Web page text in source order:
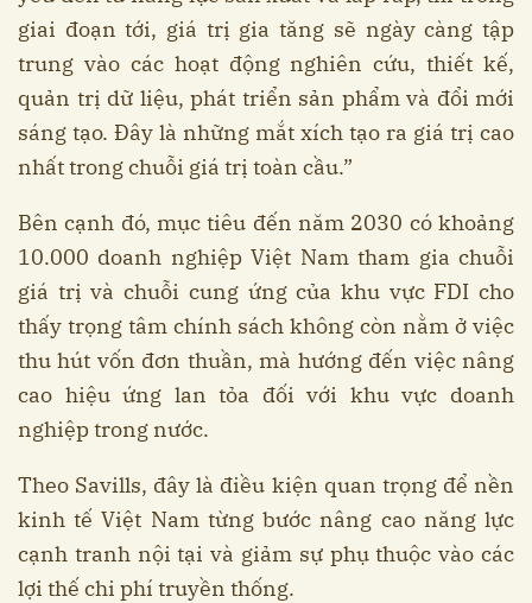
giai đoạn tới, giá trị gia tăng sẽ ngày càng tập
trung vào các hoạt động nghiên cứu, thiết kế,
quản trị dữ liệu, phát triển sản phẩm và đổi mới
sáng tạo. Đây là những mắt xích tạo ra giá trị cao
nhất trong chuỗi giá trị toàn cầu.”
Bên cạnh đó, mục tiêu đến năm 2030 có khoảng
10.000 doanh nghiệp Việt Nam tham gia chuỗi
giá trị và chuỗi cung ứng của khu vực FDI cho
thấy trọng tâm chính sách không còn nằm ở việc
thu hút vốn đơn thuần, mà hướng đến việc nâng
cao hiệu ứng lan tỏa đối với khu vực doanh
nghiệp trong nước.
Theo Savills, đây là điều kiện quan trọng để nền
kinh tế Việt Nam từng bước nâng cao năng lực
cạnh tranh nội tại và giảm sự phụ thuộc vào các
lợi thế chi phí truyền thống.